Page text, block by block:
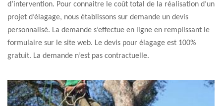
d’intervention. Pour connaitre le coût total de la réalisation d’un
projet d’élagage, nous établissons sur demande un devis
personnalisé. La demande s’effectue en ligne en remplissant le
formulaire sur le site web. Le devis pour élagage est 100%
gratuit. La demande n’est pas contractuelle.